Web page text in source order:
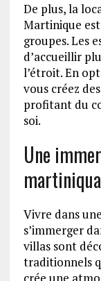
De plus, la
Martinique
groupes. Les
d’accueillir
l’étroit. En
vous créez
profitant du
soi.
Une
Vivre dans
s’immerger
villas sont
traditionnels